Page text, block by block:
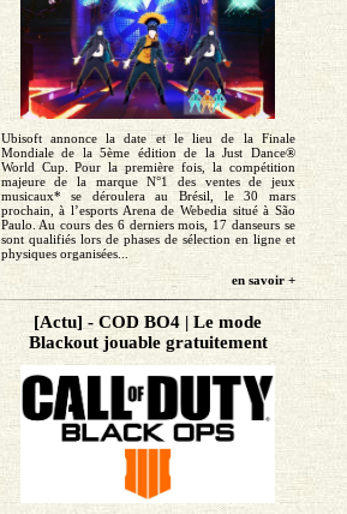
Ubisoft annonce la date et le lieu de la Finale
Mondiale de la 5ème édition de la Just Dance®
World Cup. Pour la première fois, la compétition
majeure de la marque N°1 des ventes de jeux
musicaux* se déroulera au Brésil, le 30 mars
prochain, à l’esports Arena de Webedia situé à São
Paulo. Au cours des 6 derniers mois, 17 danseurs se
sont qualifiés lors de phases de sélection en ligne et
physiques organisées...
en savoir +
[Actu] - COD BO4 | Le mode
Blackout jouable gratuitement